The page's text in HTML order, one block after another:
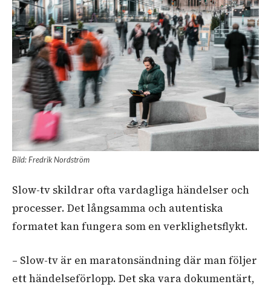
Bild: Fredrik Nordström
Slow-tv skildrar ofta vardagliga händelser och
processer. Det långsamma och autentiska
formatet kan fungera som en verklighetsflykt.
– Slow-tv är en maratonsändning där man följer
ett händelseförlopp. Det ska vara dokumentärt,